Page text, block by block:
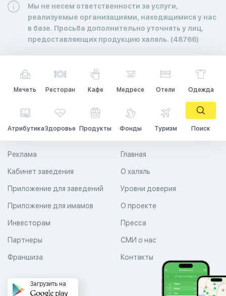
Мы не несем ответственности за услуги,
реализуемые организациями, находящимися у нас
в базе. Просьба дополнительно уточнять у лиц,
предоставляющих продукцию халяль. (48766)
Мечеть Ресторан Кафе Медресе Отели Одежда
АтрибутикаЗдоровье Продукты Фонды Туризм Поиск
Главная
О халяль
Уровни доверия
Реклама
Кабинет заведения
Приложение для заведений
Приложение для имамов О проекте
Пресса
СМИ о нас
Контакты
Инвесторам
Партнеры
Франшиза
Загрузить на